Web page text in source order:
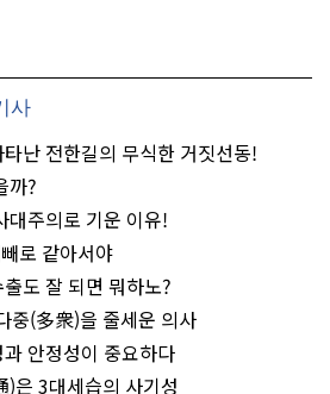
사
난 전한길의 무식한 거짓선동!
까?
대주의로 기운 이유!
로 같아서야
도 잘 되면 뭐하노?
중(多衆)을 줄세운 의사
안정성이 중요하다
은 3대세습의 사기성